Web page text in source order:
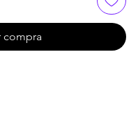
compra